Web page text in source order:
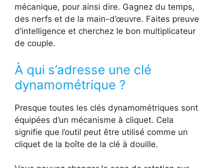
mécanique, pour ainsi dire. Gagnez du temps,
des nerfs et de la main-d’œuvre. Faites preuve
d’intelligence et cherchez le bon multiplicateur
de couple.
À qui s’adresse une clé
dynamométrique ?
Presque toutes les clés dynamométriques sont
équipées d’un mécanisme à cliquet. Cela
signifie que l’outil peut être utilisé comme un
cliquet de la boîte de la clé à douille.